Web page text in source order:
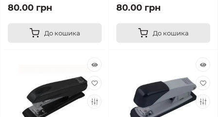
80.00 грн
До кошика
80.00 грн
До кошика